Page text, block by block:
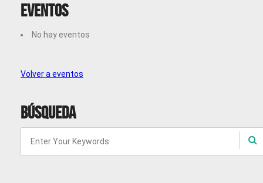
Eventos
No hay eventos
Volver a eventos
Búsqueda